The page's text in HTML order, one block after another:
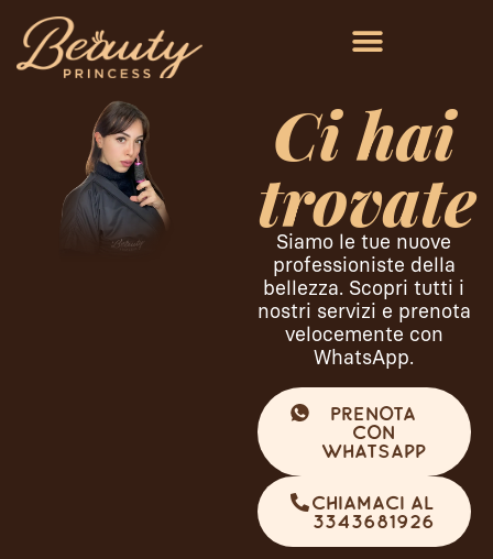
Ci hai
trovate
Siamo le tue nuove
professioniste della
bellezza. Scopri tutti i
nostri servizi e prenota
velocemente con
WhatsApp.
Prenota
con
WhatsApp
Chiamaci al
3343681926